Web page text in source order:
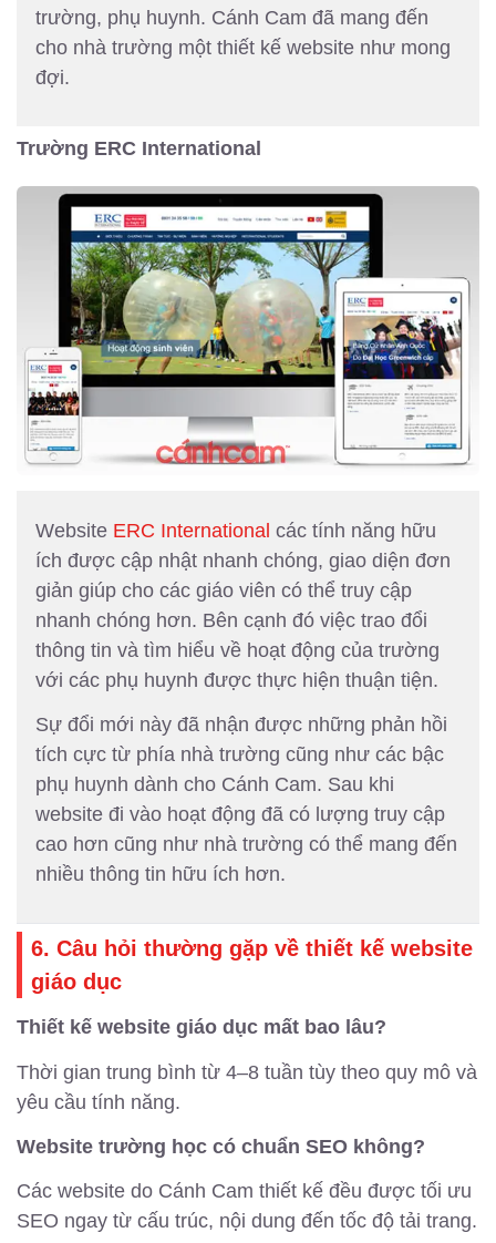
trường, phụ huynh. Cánh Cam đã mang đến
cho nhà trường một thiết kế website như mong
đợi.
Trường ERC International
Website ERC International các tính năng hữu
ích được cập nhật nhanh chóng, giao diện đơn
giản giúp cho các giáo viên có thể truy cập
nhanh chóng hơn. Bên cạnh đó việc trao đổi
thông tin và tìm hiểu về hoạt động của trường
với các phụ huynh được thực hiện thuận tiện.
Sự đổi mới này đã nhận được những phản hồi
tích cực từ phía nhà trường cũng như các bậc
phụ huynh dành cho Cánh Cam. Sau khi
website đi vào hoạt động đã có lượng truy cập
cao hơn cũng như nhà trường có thể mang đến
nhiều thông tin hữu ích hơn.
6. Câu hỏi thường gặp về thiết kế website
giáo dục
Thiết kế website giáo dục mất bao lâu?
Thời gian trung bình từ 4–8 tuần tùy theo quy mô và
yêu cầu tính năng.
Website trường học có chuẩn SEO không?
Các website do Cánh Cam thiết kế đều được tối ưu
SEO ngay từ cấu trúc, nội dung đến tốc độ tải trang.